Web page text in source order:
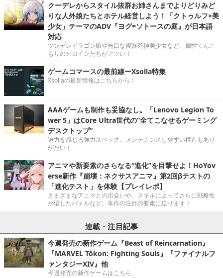
クーデレからスタイル抜群お姉さんまでよりどりみど
りな人外娘たちとホテル経営しよう！「クトゥルフ×美
少女」テーマのADV『ヨグ=ソトースの庭』が日本語
対応
ツンデレドラゴン娘や無口な複眼死神美少女など、属性てんこ
もりのヒロインたちがアツい！
ゲームコマースの最前線ーXsolla特集
Xsollaの最新情報はこちらから！
AAAゲームも制作も妥協なし。「Lenovo Legion To
wer 5」はCore Ultra世代の“全てこなせるゲーミング
デスクトップ”
迫力を感じる強力スペック。メンテナンスしやすい構造もあり
がたい！
アニマや新要素のさらなる“進化”を目撃せよ！HoYov
erse新作『崩壊：ネクサスアニマ』第2回βテストの
「進化テスト」を体験【プレイレポ】
さまざまなアニマとの出会いや、スキルによってさらに戦略性
が増したバトルなど、本作の注目の要素に迫ります！
連載・注目記事
今週発売の新作ゲーム『Beast of Reincarnation』
『MARVEL Tōkon: Fighting Souls』『ファイナルフ
ァンタジーXIV』他
今週発売の新作ゲームはこちら。